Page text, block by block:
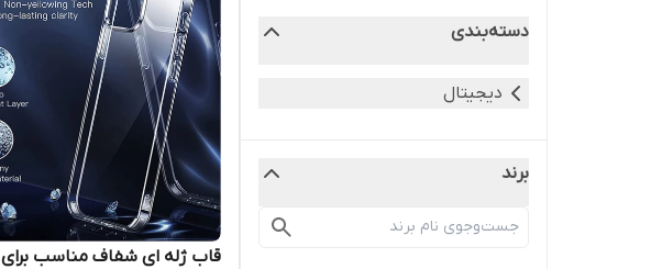
دسته‌بندی
دیجیتال
برند
قاب ژله ای شفاف مناسب